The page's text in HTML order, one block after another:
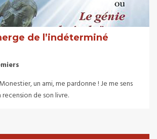
de l’indéterminé
un ami, me pardonne ! Je me sens
de son livre.